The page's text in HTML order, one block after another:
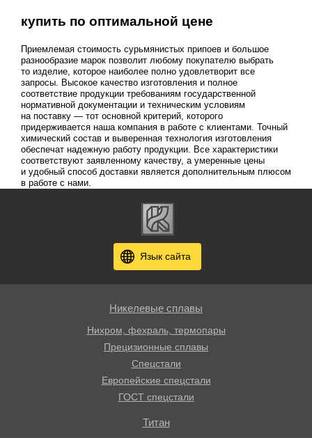
купить по оптимальной цене
Приемлемая стоимость сурьмянистых припоев и большое
разнообразие марок позволит любому покупателю выбрать
то изделие, которое наиболее полно удовлетворит все
запросы. Высокое качество изготовления и полное
соответствие продукции требованиям государственной
нормативной документации и техническим условиям
на поставку — тот основной критерий, которого
придерживается наша компания в работе с клиентами. Точный
химический состав и выверенная технология изготовления
обеспечат надежную работу продукции. Все характеристики
соответствуют заявленному качеству, а умеренные цены
и удобный способ доставки является дополнительным плюсом
в работе с нами.
Язык сайта
Никелевые сплавы
Нихром, фехраль, термопары
Прецизионные сплавы
Спецстали
Европейские спецстали
ГОСТ спецстали
Титан